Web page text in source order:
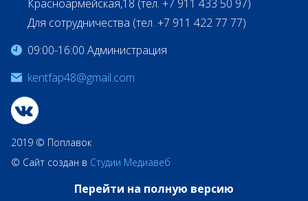
Красноармейская,18 (тел. +7 911 433 50 97)
Для сотрудничества (тел. +7 911 422 77 77)
09:00-16:00 Администрация
kentfap48@gmail.com
2019 © Поплавок
© Сайт создан в Студии Медиавеб
Перейти на полную версию